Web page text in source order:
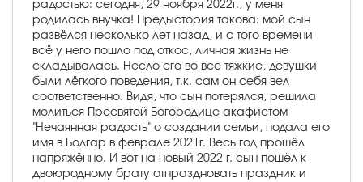
радостью: сегодня, 29 ноября 2022г., у меня
родилась внучка! Предыстория такова: мой сын
развёлся несколько лет назад, и с того времени
всё у него пошло под откос, личная жизнь не
складывалась. Несло его во все тяжкие, девушки
были лёгкого поведения, т.к. сам он себя вел
соответственно. Видя, что сын потерялся, решила
молиться Пресвятой Богородице акафистом
"Нечаянная радость" о создании семьи, подала его
имя в Болгар в феврале 2021г. Весь год прошёл
напряжённо. И вот на новый 2022 г. сын пошёл к
двоюродному брату отпраздновать праздник и